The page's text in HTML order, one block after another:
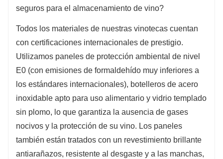
seguros para el almacenamiento de vino?
Todos los materiales de nuestras vinotecas cuentan
con certificaciones internacionales de prestigio.
Utilizamos paneles de protección ambiental de nivel
E0 (con emisiones de formaldehído muy inferiores a
los estándares internacionales), botelleros de acero
inoxidable apto para uso alimentario y vidrio templado
sin plomo, lo que garantiza la ausencia de gases
nocivos y la protección de su vino. Los paneles
también están tratados con un revestimiento brillante
antiarañazos, resistente al desgaste y a las manchas,